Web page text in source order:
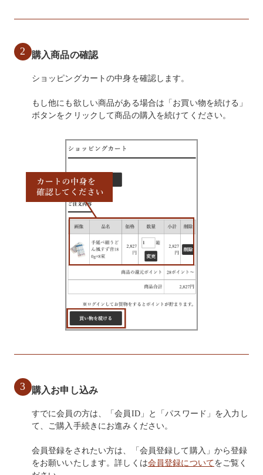
商品一覧
よくあるご質問
お客様の声
お問い合わせ
カートを見る
会社案内
プライバシーポリシー
特定商法取引法の表記
2 購入商品の確認
ショッピングカートの中身を確認します。
もし他にも欲しい商品がある場合は「お買い物を続ける」
ボタンをクリックして商品の購入を続けてください。
3 購入お申し込み
すでに会員の方は、「会員ID」と「パスワード」を入力し
て、ご購入手続きにお進みください。
会員登録をされたい方は、「会員登録して購入」から登録
をお願いいたします。詳しくは会員登録についてをご覧く